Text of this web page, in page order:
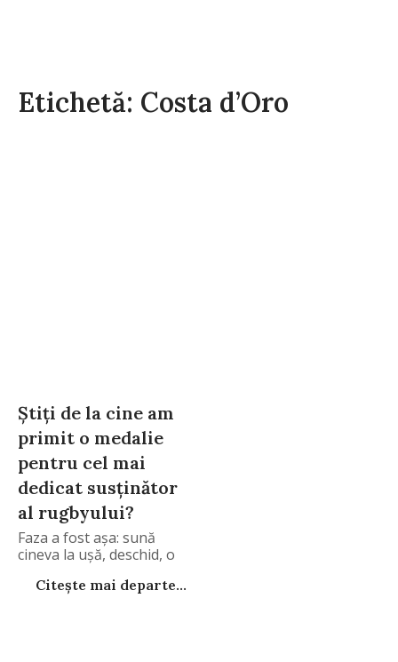
Etichetă: Costa d’Oro
Știți de la cine am
primit o medalie
pentru cel mai
dedicat susținător
al rugbyului?
Faza a fost așa: sună
cineva la ușă, deschid, o
Citește mai departe...